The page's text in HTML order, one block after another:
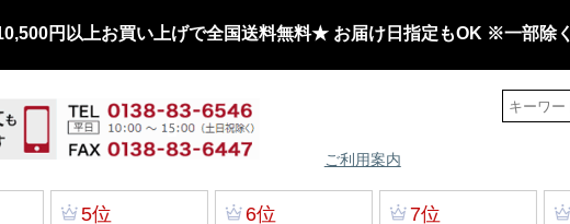
円以上お買い上げで全国送料無料★ お届け日指定もOK ※一部除く
ご利用案内